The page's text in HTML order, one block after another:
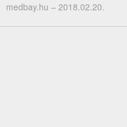
medbay.hu – 2018.02.20.